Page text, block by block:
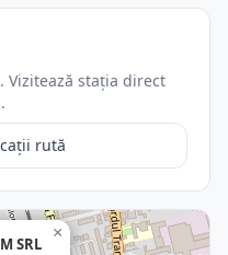
stația direct
rută
SRL
×